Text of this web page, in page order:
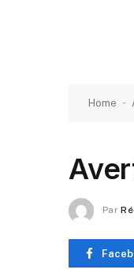
Home -
Par